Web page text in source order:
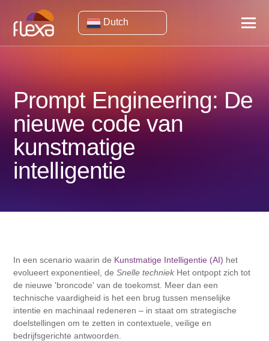
Dutch
Prompt Engineering: De
nieuwe code van
kunstmatige
intelligentie
In een scenario waarin de Kunstmatige Intelligentie (AI) het
evolueert exponentieel, deSnelle techniek Het ontpopt zich tot
de nieuwe 'broncode' van de toekomst. Meer dan een
technische vaardigheid is het een brug tussen menselijke
intentie en machinaal redeneren – in staat om strategische
doelstellingen om te zetten in contextuele, veilige en
bedrijfsgerichte antwoorden.